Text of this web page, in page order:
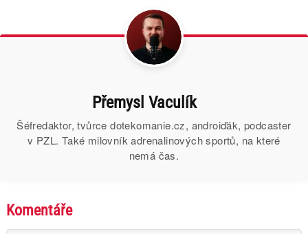
Přemysl Vaculík
Šéfredaktor, tvůrce dotekomanie.cz, androiďák, podcaster
v PZL. Také milovník adrenalinových sportů, na které
nemá čas.
Komentáře